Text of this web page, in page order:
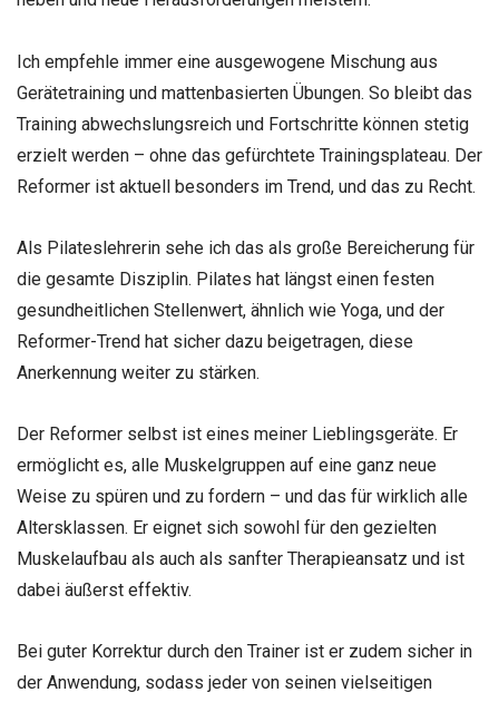
Ich empfehle immer eine ausgewogene Mischung aus
Gerätetraining und mattenbasierten Übungen. So bleibt das
Training abwechslungsreich und Fortschritte können stetig
erzielt werden – ohne das gefürchtete Trainingsplateau. Der
Reformer ist aktuell besonders im Trend, und das zu Recht.
Als Pilateslehrerin sehe ich das als große Bereicherung für
die gesamte Disziplin. Pilates hat längst einen festen
gesundheitlichen Stellenwert, ähnlich wie Yoga, und der
Reformer-Trend hat sicher dazu beigetragen, diese
Anerkennung weiter zu stärken.
Der Reformer selbst ist eines meiner Lieblingsgeräte. Er
ermöglicht es, alle Muskelgruppen auf eine ganz neue
Weise zu spüren und zu fordern – und das für wirklich alle
Altersklassen. Er eignet sich sowohl für den gezielten
Muskelaufbau als auch als sanfter Therapieansatz und ist
dabei äußerst effektiv.
Bei guter Korrektur durch den Trainer ist er zudem sicher in
der Anwendung, sodass jeder von seinen vielseitigen